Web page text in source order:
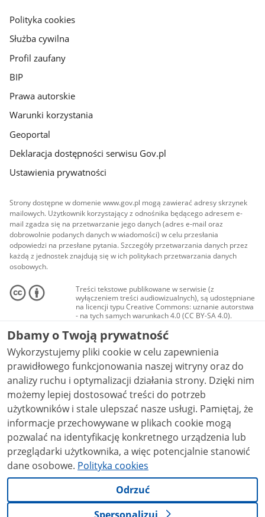
gov.pl
Polityka cookies
Służba cywilna
Profil zaufany
BIP
Prawa autorskie
Warunki korzystania
Geoportal
Deklaracja dostępności serwisu Gov.pl
Ustawienia prywatności
Strony dostępne w domenie www.gov.pl mogą zawierać adresy skrzynek
mailowych. Użytkownik korzystający z odnośnika będącego adresem e-
mail zgadza się na przetwarzanie jego danych (adres e-mail oraz
dobrowolnie podanych danych w wiadomości) w celu przesłania
odpowiedzi na przesłane pytania. Szczegóły przetwarzania danych przez
każdą z jednostek znajdują się w ich politykach przetwarzania danych
osobowych.
Treści tekstowe publikowane w serwisie (z
wyłączeniem treści audiowizualnych), są udostępniane
na licencji typu Creative Commons: uznanie autorstwa
- na tych samych warunkach 4.0 (CC BY-SA 4.0).
Materiały audiowizualne, w tym zdjęcia, materiały
audio i wideo, są udostępniane na licencji typu
Creative Commons: uznanie autorstwa użycie
niekomercyjne - bez utworów zależnych 4.0 (CC BY-
NC-ND 4.0), o ile nie jest to stwierdzone inaczej.
Dbamy o Twoją prywatność
Wykorzystujemy pliki cookie w celu zapewnienia
prawidłowego funkcjonowania naszej witryny oraz do
analizy ruchu i optymalizacji działania strony. Dzięki nim
możemy lepiej dostosować treści do potrzeb
użytkowników i stale ulepszać nasze usługi. Pamiętaj, że
informacje przechowywane w plikach cookie mogą
pozwalać na identyfikację konkretnego urządzenia lub
przeglądarki użytkownika, a więc potencjalnie stanowić
dane osobowe. Polityka cookies
Odrzuć